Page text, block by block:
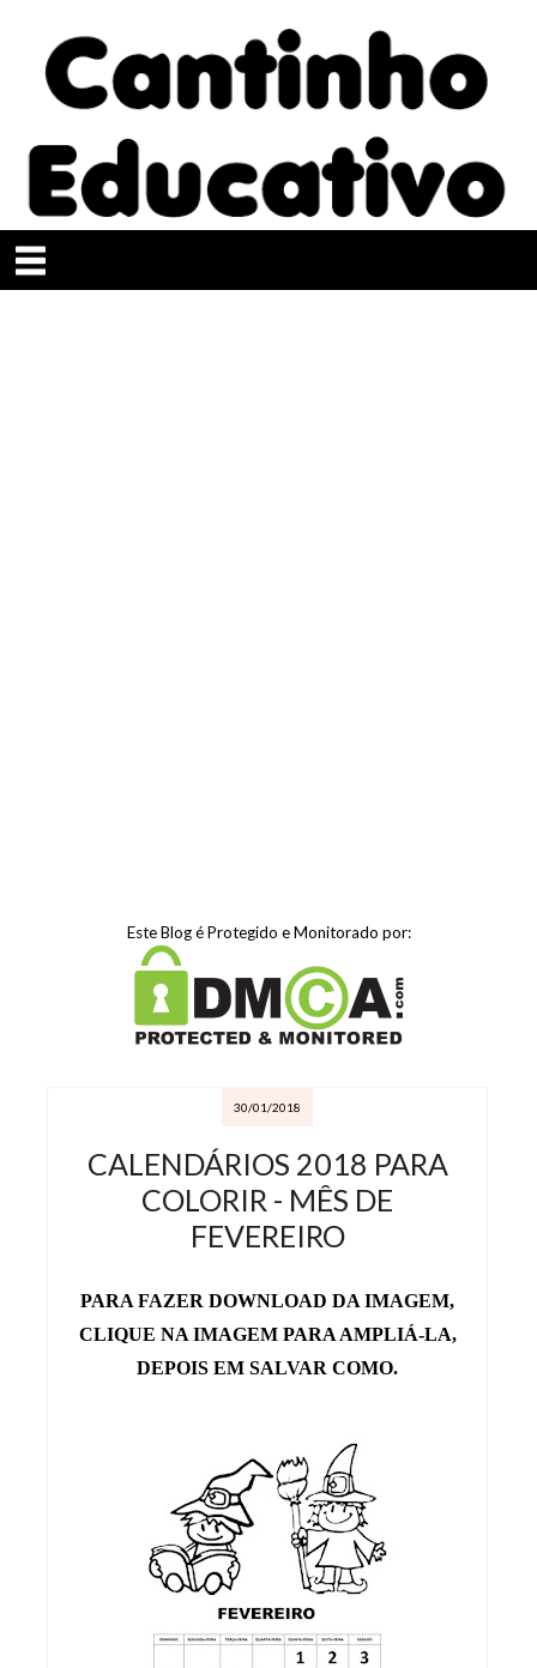
Este Blog é Protegido e Monitorado por:
30/01/2018
CALENDÁRIOS 2018 PARA
COLORIR - MÊS DE
FEVEREIRO
PARA FAZER DOWNLOAD DA IMAGEM,
CLIQUE NA IMAGEM PARA AMPLIÁ-LA,
DEPOIS EM SALVAR COMO.